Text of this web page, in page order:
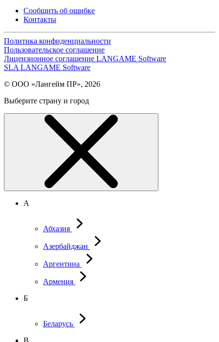
Сообщить об ошибке
Контакты
Политика конфиденциальности
Пользовательское соглашение
Лицензионное соглашение LANGAME Software
SLA LANGAME Software
© ООО «Лангейм ПР», 2026
Выберите страну и город
А
Абхазия
Азербайджан
Аргентина
Армения
Б
Беларусь
В